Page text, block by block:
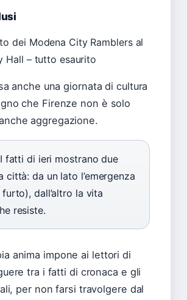
dei Modena City Ramblers al
Hall – tutto esaurito
anche una giornata di cultura
che Firenze non è solo
aggregazione.
I fatti di ieri mostrano due
città: da un lato l’emergenza
dall’altro la vita
resiste.
anima impone ai lettori di
tra i fatti di cronaca e gli
per non farsi travolgere dal